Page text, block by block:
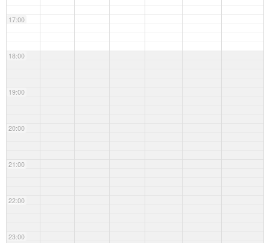
17:00
18:00
19:00
20:00
21:00
22:00
23:00